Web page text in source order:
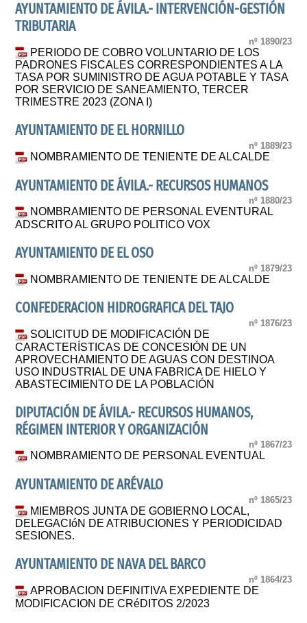
AYUNTAMIENTO DE ÁVILA.- INTERVENCIÓN-GESTIÓN
TRIBUTARIA
nº 1890/23
PERIODO DE COBRO VOLUNTARIO DE LOS
PADRONES FISCALES CORRESPONDIENTES A LA
TASA POR SUMINISTRO DE AGUA POTABLE Y TASA
POR SERVICIO DE SANEAMIENTO, TERCER
TRIMESTRE 2023 (ZONA I)
AYUNTAMIENTO DE EL HORNILLO
nº 1889/23
NOMBRAMIENTO DE TENIENTE DE ALCALDE
AYUNTAMIENTO DE ÁVILA.- RECURSOS HUMANOS
nº 1880/23
NOMBRAMIENTO DE PERSONAL EVENTURAL
ADSCRITO AL GRUPO POLITICO VOX
AYUNTAMIENTO DE EL OSO
nº 1879/23
NOMBRAMIENTO DE TENIENTE DE ALCALDE
CONFEDERACION HIDROGRAFICA DEL TAJO
nº 1876/23
SOLICITUD DE MODIFICACIÓN DE
CARACTERÍSTICAS DE CONCESIÓN DE UN
APROVECHAMIENTO DE AGUAS CON DESTINOA
USO INDUSTRIAL DE UNA FABRICA DE HIELO Y
ABASTECIMIENTO DE LA POBLACIÓN
DIPUTACIÓN DE ÁVILA.- RECURSOS HUMANOS,
RÉGIMEN INTERIOR Y ORGANIZACIÓN
nº 1867/23
NOMBRAMIENTO DE PERSONAL EVENTUAL
AYUNTAMIENTO DE ARÉVALO
nº 1865/23
MIEMBROS JUNTA DE GOBIERNO LOCAL,
DELEGACIóN DE ATRIBUCIONES Y PERIODICIDAD
SESIONES.
AYUNTAMIENTO DE NAVA DEL BARCO
nº 1864/23
APROBACION DEFINITIVA EXPEDIENTE DE
MODIFICACION DE CRéDITOS 2/2023